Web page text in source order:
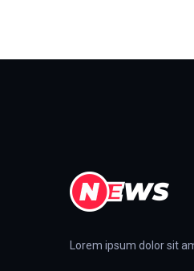
Lorem ipsum dolor sit